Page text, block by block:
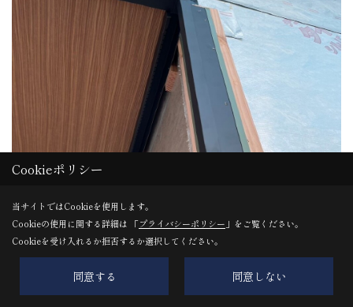
Cookieポリシー
当サイトではCookieを使用します。
Cookieの使用に関する詳細は 「プライバシーポリシー 」をご覧ください。
Cookieを受け入れるか拒否するか選択してください。
同意する 同意しない